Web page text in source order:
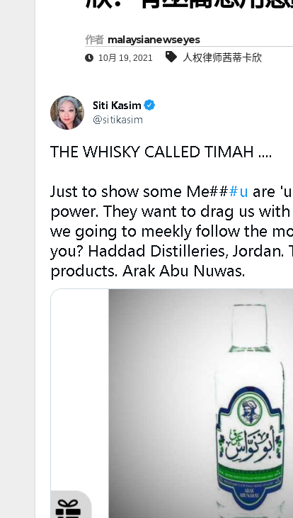
作者 malaysianewseyes
10月 19, 2021 人权律师茜蒂卡欣